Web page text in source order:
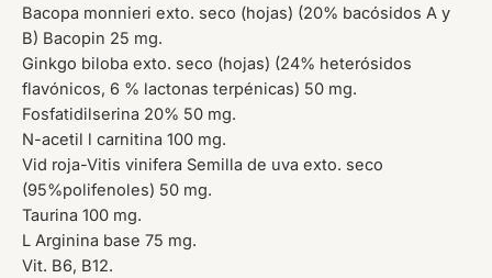
Bacopa monnieri exto. seco (hojas) (20% bacósidos A y
B) Bacopin 25 mg.
Ginkgo biloba exto. seco (hojas) (24% heterósidos
flavónicos, 6 % lactonas terpénicas) 50 mg.
Fosfatidilserina 20% 50 mg.
N-acetil l carnitina 100 mg.
Vid roja-Vitis vinifera Semilla de uva exto. seco
(95%polifenoles) 50 mg.
Taurina 100 mg.
L Arginina base 75 mg.
Vit. B6, B12.